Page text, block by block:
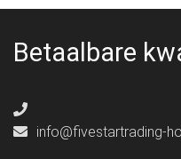
Betaalbare
info@fivestartrading-